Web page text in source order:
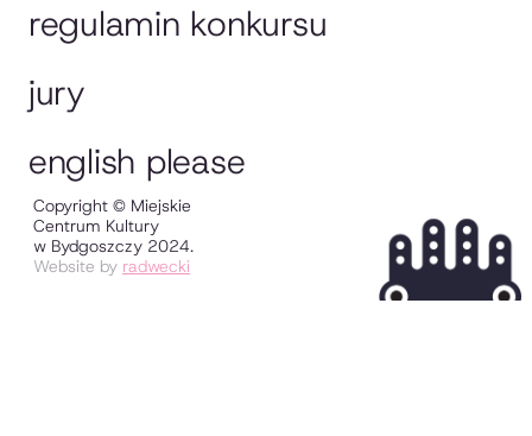
regulamin konkursu
jury
english please
Copyright © Miejskie
Centrum Kultury
w Bydgoszczy 2024.
Website by radwecki